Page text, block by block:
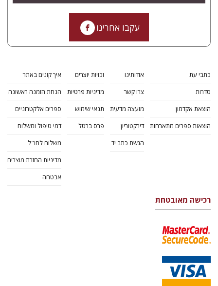
עקבו אחרינו
כתבי עת
סדרות
הוצאת אקדמון
הוצאות ספרים מתארחות
אודותינו
צרו קשר
מועצה מדעית
דירקטוריון
הגשת כתב יד
זכויות יוצרים
מדיניות פרטיות
תנאי שימוש
פרס ברטל
איך קונים באתר
הנחת הזמנה ראשונה
ספרים אלקטרוניים
דמי טיפול ומשלוח
משלוח לחו"ל
מדיניות החזרת מוצרים
אבטחה
רכישה מאובטחת